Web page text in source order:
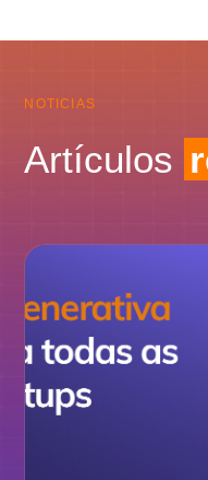
NOTICIAS
Artículos